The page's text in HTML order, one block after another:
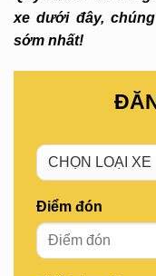
xe dưới đây,
sớm nhất!
Điểm đón